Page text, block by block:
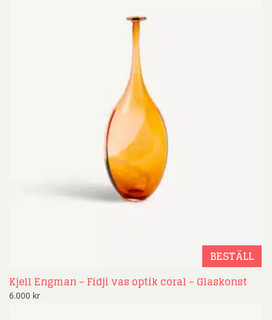
BESTÄLL
Kjell Engman – Fidji vas optik coral – Glaskonst
6.000 kr